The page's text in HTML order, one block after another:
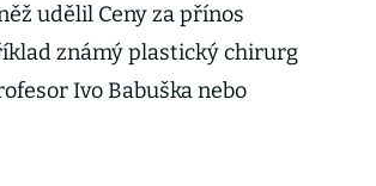
udělil Ceny za přínos
známý plastický chirurg
Ivo Babuška nebo